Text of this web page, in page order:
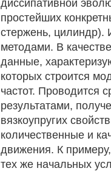
диссипативной
простейших
стержень, цилиндр).
методами. В
данные,
которых строится
частот. Проводится
результатами,
вязкоупругих
количественные и
движения. К
тех же начальных